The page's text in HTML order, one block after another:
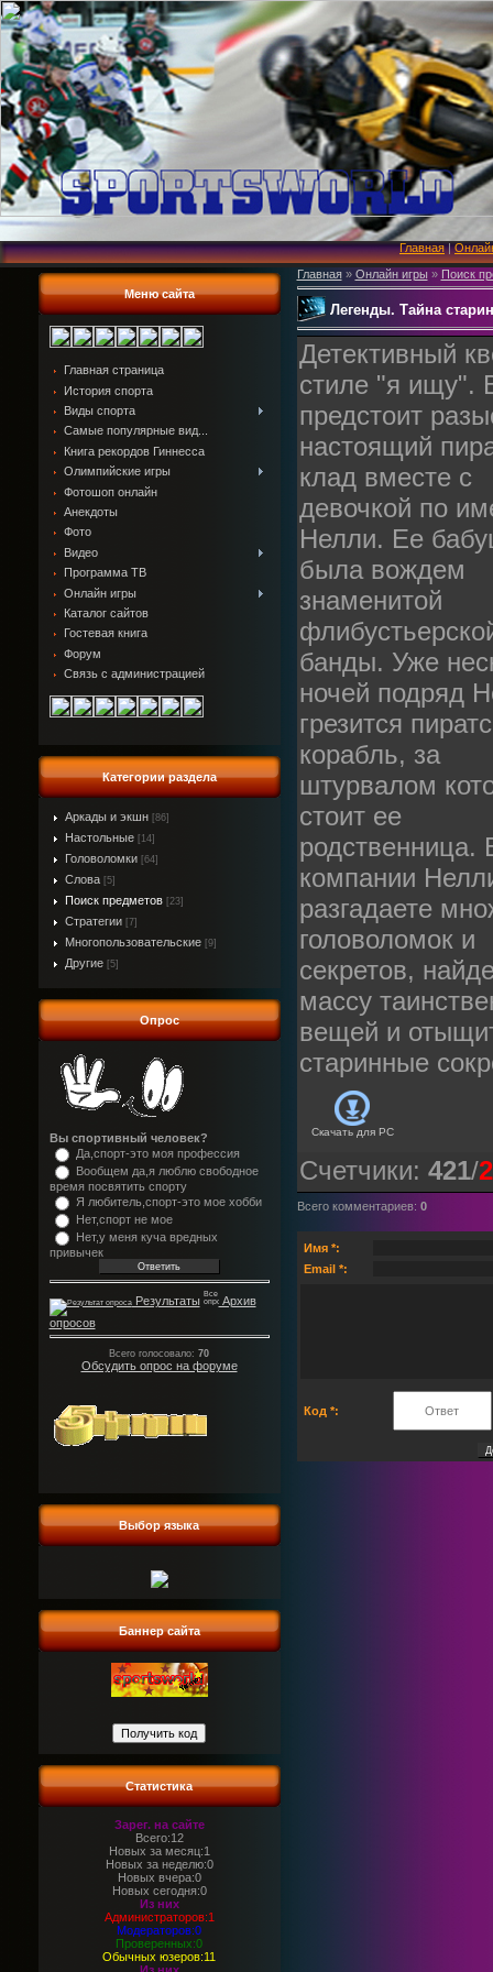
Главная|
Меню сайта
Главная страница
История спорта
Виды спорта
Самые популярные вид...
Книга рекордов Гиннесса
Олимпийские игры
Фотошоп онлайн
Анекдоты
Фото
Видео
Программа ТВ
Онлайн игры
Каталог сайтов
Гостевая книга
Форум
Связь с администрацией
Категории раздела
Аркады и экшн [86]
Настольные [14]
Головоломки [64]
Слова [5]
Поиск предметов [23]
Стратегии [7]
Многопользовательские [9]
Другие [5]
Опрос
Вы спортивный человек?
Да,спорт-это моя профессия
Вообщем да,я люблю свободное
время посвятить спорту
Я любитель,спорт-это мое хобби
Нет,спорт не мое
Нет,у меня куча вредных
привычек
Результаты
Архив
опросов
Всего голосовало: 70
Обсудить опрос на форуме
Выбор языка
Баннер сайта
Статистика
Зарег. на сайте
Всего:12
Новых за месяц:1
Новых за неделю:0
Новых вчера:0
Новых сегодня:0
Из них
Администраторов:1
Модераторов:0
Проверенных:0
Обычных юзеров:11
Главная» Онлайн игры» Поиск
Легенды. Тайна
Детективный
стиле "я ищу".
предстоит
настоящий
клад вместе с
девочкой по
Нелли. Ее
была вождем
знаменитой
банды. Уже
ночей подряд
грезится
корабль, за
штурвалом
стоит ее
родственница.
компании
разгадаете
головоломок и
секретов,
массу
вещей и
старинные
Скачать дляPC
Счетчики: 421/
Всего комментариев: 0
Имя *:
Email *:
Код *: